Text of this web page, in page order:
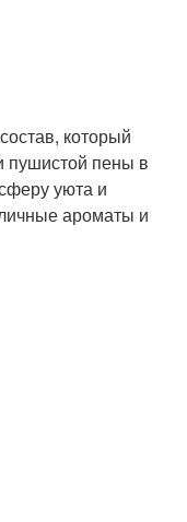
который
пушистой пены в
уюта и
ароматы и